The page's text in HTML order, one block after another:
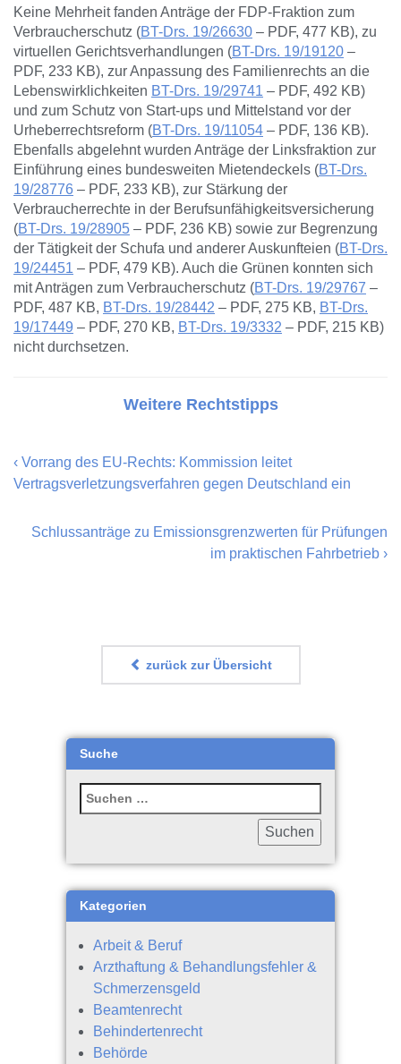
Keine Mehrheit fanden Anträge der FDP-Fraktion zum
Verbraucherschutz (BT-Drs. 19/26630 – PDF, 477 KB), zu
virtuellen Gerichtsverhandlungen (BT-Drs. 19/19120 –
PDF, 233 KB), zur Anpassung des Familienrechts an die
Lebenswirklichkeiten BT-Drs. 19/29741 – PDF, 492 KB)
und zum Schutz von Start-ups und Mittelstand vor der
Urheberrechtsreform (BT-Drs. 19/11054 – PDF, 136 KB).
Ebenfalls abgelehnt wurden Anträge der Linksfraktion zur
Einführung eines bundesweiten Mietendeckels (BT-Drs.
19/28776 – PDF, 233 KB), zur Stärkung der
Verbraucherrechte in der Berufsunfähigkeitsversicherung
(BT-Drs. 19/28905 – PDF, 236 KB) sowie zur Begrenzung
der Tätigkeit der Schufa und anderer Auskunfteien (BT-Drs.
19/24451 – PDF, 479 KB). Auch die Grünen konnten sich
mit Anträgen zum Verbraucherschutz (BT-Drs. 19/29767 –
PDF, 487 KB, BT-Drs. 19/28442 – PDF, 275 KB, BT-Drs.
19/17449 – PDF, 270 KB, BT-Drs. 19/3332 – PDF, 215 KB)
nicht durchsetzen.
Weitere Rechtstipps
‹ Vorrang des EU-Rechts: Kommission leitet
Vertragsverletzungsverfahren gegen Deutschland ein
Schlussanträge zu Emissionsgrenzwerten für Prüfungen
im praktischen Fahrbetrieb ›
zurück zur Übersicht
Suche
Kategorien
Arbeit & Beruf
Arzthaftung & Behandlungsfehler &
Schmerzensgeld
Beamtenrecht
Behindertenrecht
Behörde